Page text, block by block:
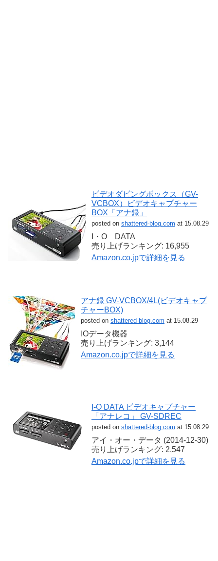
ビデオダビングボックス（GV-
VCBOX）ビデオキャプチャー
BOX「アナ録」
posted on shattered-blog.com at 15.08.29
I・O DATA
売り上げランキング: 16,955
Amazon.co.jpで詳細を見る
アナ録 GV-VCBOX/4L(ビデオキャプ
チャーBOX)
posted on shattered-blog.com at 15.08.29
IOデータ機器
売り上げランキング: 3,144
Amazon.co.jpで詳細を見る
I-O DATA ビデオキャプチャー
「アナレコ」 GV-SDREC
posted on shattered-blog.com at 15.08.29
アイ・オー・データ (2014-12-30)
売り上げランキング: 2,547
Amazon.co.jpで詳細を見る